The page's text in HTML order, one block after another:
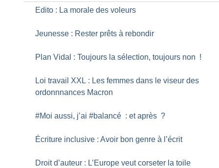
Edito : La morale des voleurs
Jeunesse : Rester prêts à rebondir
Plan Vidal : Toujours la sélection, toujours non !
Loi travail XXL : Les femmes dans le viseur des
ordonnnances Macron
#Moi aussi, j’ai #balancé : et après ?
Écriture inclusive : Avoir bon genre à l’écrit
Droit d’auteur : L’Europe veut corseter la toile